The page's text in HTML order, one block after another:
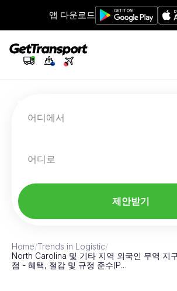
앱 다운로드
어디에서
어디로
제안받기
Home/Trends in Logistic/
North Carolina 및 기타 지역 외국인 무역 지
점 - 혜택, 절감 및 규정 준수(P…